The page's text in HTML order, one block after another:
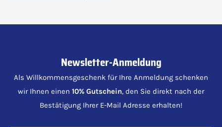
Newsletter-Anmeldung
Als Willkommensgeschenk für Ihre Anmeldung schenken
wir Ihnen einen 10% Gutschein, den Sie direkt nach der
Bestätigung Ihrer E-Mail Adresse erhalten!